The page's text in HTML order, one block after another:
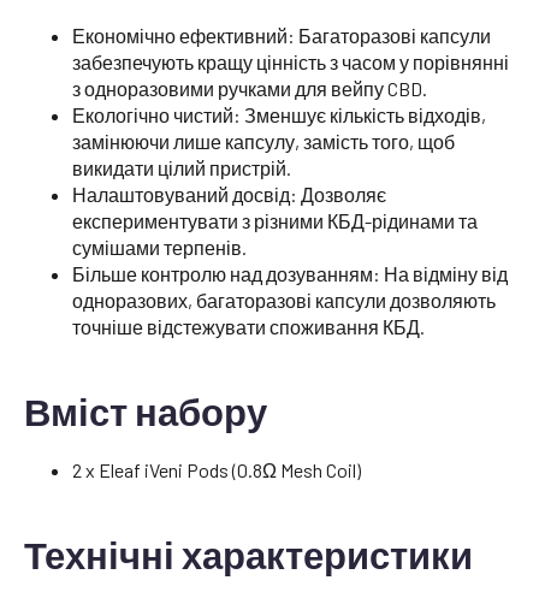
Економічно ефективний: Багаторазові капсули
забезпечують кращу цінність з часом у порівнянні
з одноразовими ручками для вейпу CBD.
Екологічно чистий: Зменшує кількість відходів,
замінюючи лише капсулу, замість того, щоб
викидати цілий пристрій.
Налаштовуваний досвід: Дозволяє
експериментувати з різними КБД-рідинами та
сумішами терпенів.
Більше контролю над дозуванням: На відміну від
одноразових, багаторазові капсули дозволяють
точніше відстежувати споживання КБД.
Вміст набору
2 x Eleaf iVeni Pods (0.8Ω Mesh Coil)
Технічні характеристики